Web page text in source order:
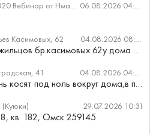
Гость 7370, 12.03.2020 Вебинар от Нмаркет.ПРО: «Актуальное об ипотеке: что нужно знать» 06.08.2026 04:00
Касимовых, 62 04.08.2026 08:34
На сайте форум жильцов бр.касимовых 62у дома растут красивые...
41 04.08.2026 04:46
Почему всю зелень косят под ноль вокруг дома,в полисадниках....
(Куюки) 29.07.2026 10:31
кв. 182, Омск 259145